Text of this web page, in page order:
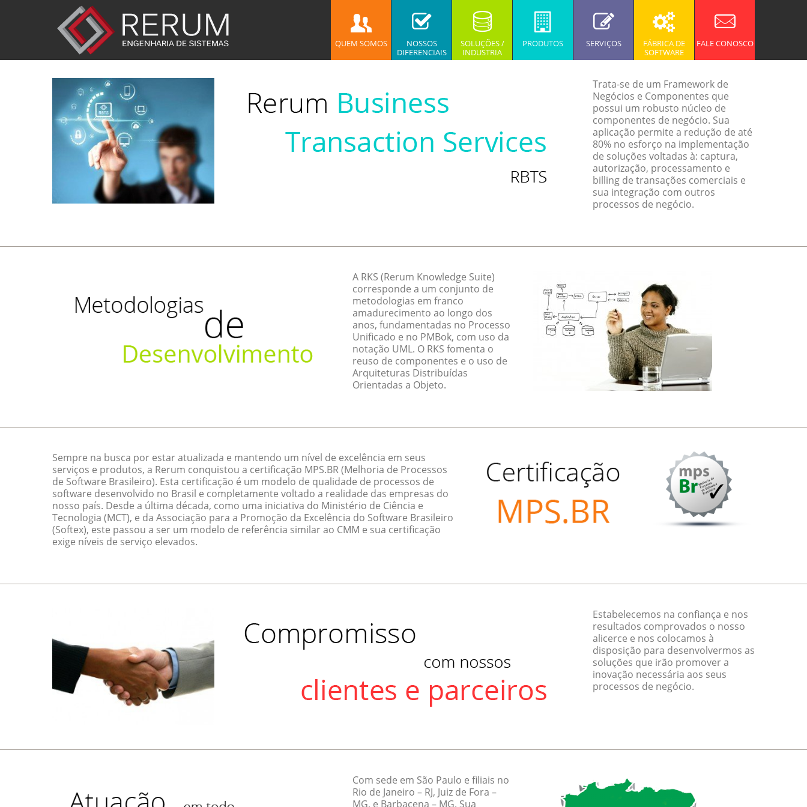
QUEM SOMOS
NOSSOS
DIFERENCIAIS
SOLUÇÕES /
INDUSTRIA
PRODUTOS SERVIÇOS
FÁBRICA DE
SOFTWARE
FALE CONOSCO
Trata-se de um Framework de
Negócios e Componentes que
possui um robusto núcleo de
componentes de negócio. Sua
aplicação permite a redução de até
80% no esforço na implementação
de soluções voltadas à: captura,
autorização, processamento e
billing de transações comerciais e
sua integração com outros
processos de negócio.
A RKS (Rerum Knowledge Suite)
corresponde a um conjunto de
metodologias em franco
amadurecimento ao longo dos
anos, fundamentadas no Processo
Unificado e no PMBok, com uso da
notação UML. O RKS fomenta o
reuso de componentes e o uso de
Arquiteturas Distribuídas
Orientadas a Objeto.
Sempre na busca por estar atualizada e mantendo um nível de excelência em seus
serviços e produtos, a Rerum conquistou a certificação MPS.BR (Melhoria de Processos
de Software Brasileiro). Esta certificação é um modelo de qualidade de processos de
software desenvolvido no Brasil e completamente voltado a realidade das empresas do
nosso país. Desde a última década, como uma iniciativa do Ministério de Ciência e
Tecnologia (MCT), e da Associação para a Promoção da Excelência do Software Brasileiro
(Softex), este passou a ser um modelo de referência similar ao CMM e sua certificação
exige níveis de serviço elevados.
Estabelecemos na confiança e nos
resultados comprovados o nosso
alicerce e nos colocamos à
disposição para desenvolvermos as
soluções que irão promover a
inovação necessária aos seus
processos de negócio.
Com sede em São Paulo e filiais no
Rio de Janeiro – RJ, Juiz de Fora –
MG, e Barbacena – MG. Sua